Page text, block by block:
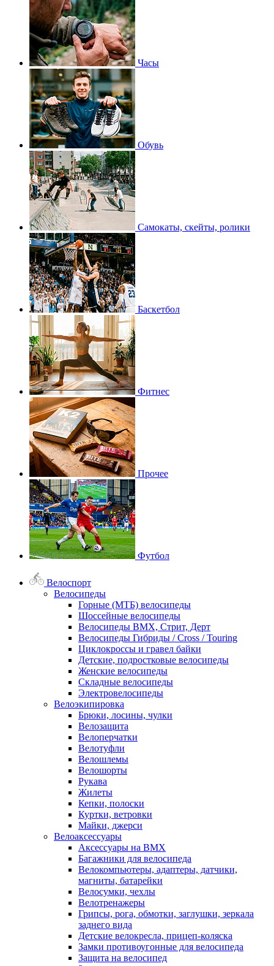
Часы
Обувь
Самокаты, скейты, ролики
Баскетбол
Фитнес
Прочее
Футбол
Велоспорт
Велосипеды
Горные (МТБ) велосипеды
Шоссейные велосипеды
Велосипеды BMX, Стрит, Дерт
Велосипеды Гибриды / Cross / Touring
Циклокроссы и гравел байки
Детские, подростковые велосипеды
Женские велосипеды
Складные велосипеды
Электровелосипеды
Велоэкипировка
Брюки, лосины, чулки
Велозащита
Велоперчатки
Велотуфли
Велошлемы
Велошорты
Рукава
Жилеты
Кепки, полоски
Куртки, ветровки
Майки, джерси
Велоаксессуары
Аксессуары на BMX
Багажники для велосипеда
Велокомпьютеры, адаптеры, датчики,
магниты, батарейки
Велосумки, чехлы
Велотренажеры
Грипсы, рога, обмотки, заглушки, зеркала
заднего вида
Детские велокресла, прицеп-коляска
Замки противоугонные для велосипеда
Защита на велосипед